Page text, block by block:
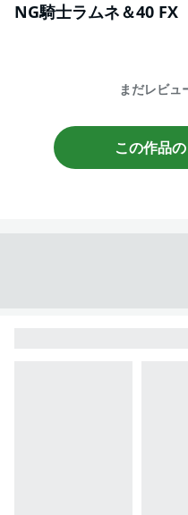
NG騎士ラムネ＆40 FX
まだレビュ
この作品